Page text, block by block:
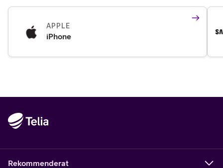
APPLE
iPhone
Rekommenderat